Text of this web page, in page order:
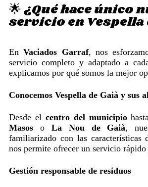
🌟 ¿Qué hace único
servicio en Vespella
EnVaciados Garraf, nos
servicio completo y adaptado a
explicamos por qué somos la mejor
Conocemos Vespella de Gaià y sus
Desde el centro del municipio
Masos o La Nou de Gaià,
familiarizado con las características
nos permite ofrecer un servicio
Gestión responsable de residuos